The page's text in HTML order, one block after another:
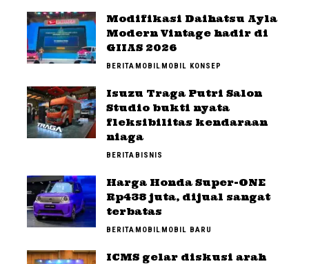
Modifikasi Daihatsu Ayla
Modern Vintage hadir di
GIIAS 2026
BERITAMOBILMOBIL KONSEP
Isuzu Traga Putri Salon
Studio bukti nyata
fleksibilitas kendaraan
niaga
BERITABISNIS
Harga Honda Super-ONE
Rp438 juta, dijual sangat
terbatas
BERITAMOBILMOBIL BARU
ICMS gelar diskusi arah